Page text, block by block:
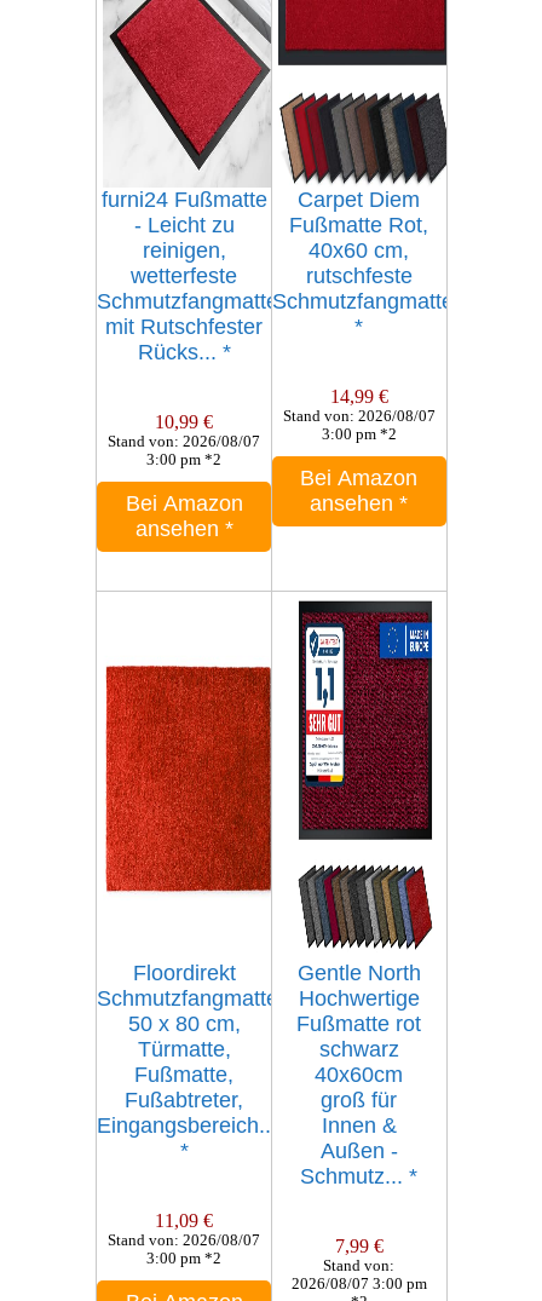
furni24 Fußmatte
- Leicht zu
reinigen,
wetterfeste
Schmutzfangmatte
mit Rutschfester
Rücks... *
10,99 €
Stand von: 2026/08/07
3:00 pm *2
Bei Amazon
ansehen *
Carpet Diem
Fußmatte Rot,
40x60 cm,
rutschfeste
Schmutzfangmatte
*
14,99 €
Stand von: 2026/08/07
3:00 pm *2
Bei Amazon
ansehen*
Floordirekt
Schmutzfangmatte,
50 x 80 cm,
Türmatte,
Fußmatte,
Fußabtreter,
Eingangsbereich...
*
11,09 €
Stand von: 2026/08/07
3:00 pm *2
Gentle North
Hochwertige
Fußmatte rot
schwarz
40x60cm
groß für
Innen &
Außen -
Schmutz...*
7,99 €
Stand von:
2026/08/07 3:00 pm